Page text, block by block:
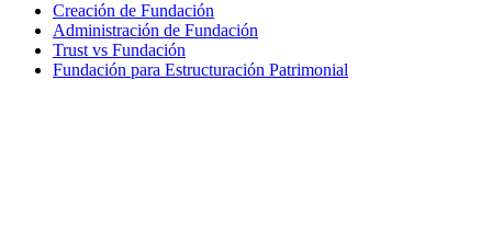
Creación de Fundación
Administración de Fundación
Trust vs Fundación
Fundación para Estructuración Patrimonial